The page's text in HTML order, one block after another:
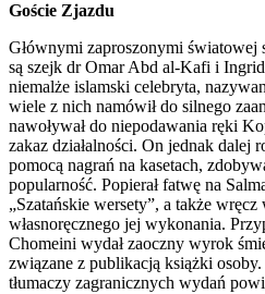
Goście Zjazdu
Głównymi zaproszonymi światowej
są szejk dr Omar Abd al-Kafi i
niemalże islamski celebryta,
wiele z nich namówił do silnego
nawoływał do niepodawania ręki
zakaz działalności. On jednak dalej
pomocą nagrań na kasetach,
popularność. Popierał fatwę na
„Szatańskie wersety”, a także wręcz
własnoręcznego jej wykonania.
Chomeini wydał zaoczny wyrok
związane z publikacją książki
tłumaczy zagranicznych wydań